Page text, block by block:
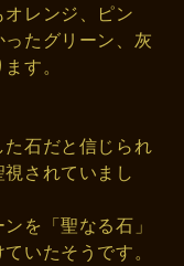
レンジ、ピン
たグリーン、灰
す。
石だと信じられ
されていまし
を「聖なる石」
いたそうです。